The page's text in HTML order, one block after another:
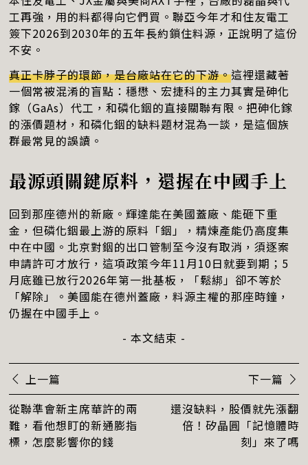
工再強，用的料都得向它們買。聯亞今年才和住友電工
簽下2026到2030年的五年長約鎖住料源，正說明了這份
不安。
真正卡脖子的環節，是台廠站在它的下游。這裡還藏著
一個常被混淆的盲點：穩懋、宏捷科的主力其實是砷化
鎵（GaAs）代工，和磷化銦的直接關聯有限。把砷化鎵
的漲價題材，和磷化銦的缺料題材混為一談，是這個族
群最常見的誤讀。
最源頭關鍵原料，還握在中國手上
回到那座德州的新廠。輝達能在美國蓋廠、能砸下重
金，但磷化銦最上游的原料「銦」，精煉產能仍高度集
中在中國。北京對銦的出口管制至今沒有取消，須逐案
申請許可才放行，這項政策今年11月10日就要到期；5
月底雖已放行2026年第一批基板，「鬆綁」卻不等於
「解除」。美國能在德州蓋廠，料源主權的那座時鐘，
仍握在中國手上。
- 本文結束 -
上一篇
從聯準會新主席華許的兩
難，看他想盯的新通膨指
標，怎麼影響你的錢
下一篇
還沒缺料，股價就先漲翻
倍！矽晶圓「記憶體時
刻」來了嗎